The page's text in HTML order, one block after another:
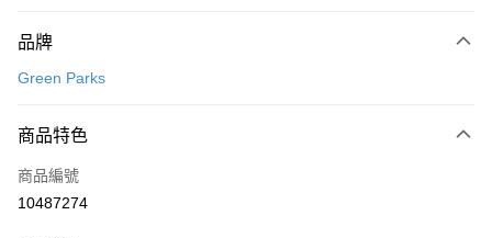
信用卡一次付款
3 期 0 利率 每期
合作金庫商業銀行
上海商業儲蓄銀行
超商取貨付款
LINE Pay
品牌
Green Parks
商品特色
商品編號
10487274